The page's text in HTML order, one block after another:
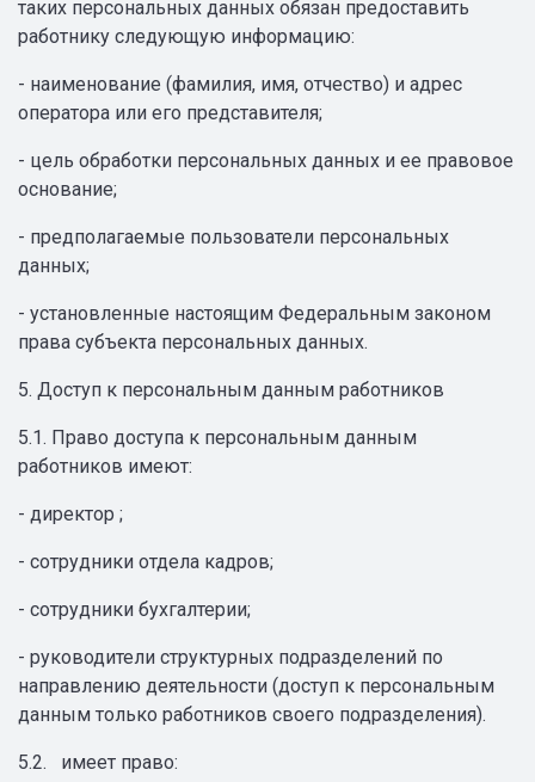
таких персональных данных обязан предоставить
работнику следующую информацию:
- наименование (фамилия, имя, отчество) и адрес
оператора или его представителя;
- цель обработки персональных данных и ее правовое
основание;
- предполагаемые пользователи персональных
данных;
- установленные настоящим Федеральным законом
права субъекта персональных данных.
5. Доступ к персональным данным работников
5.1. Право доступа к персональным данным
работников имеют:
- директор ;
- сотрудники отдела кадров;
- сотрудники бухгалтерии;
- руководители структурных подразделений по
направлению деятельности (доступ к персональным
данным только работников своего подразделения).
5.2. имеет право: